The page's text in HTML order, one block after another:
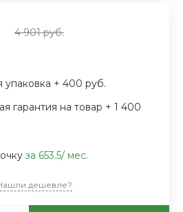
4 901 руб.
упаковка + 400 руб.
гарантия на товар + 1 400
за 653.5/ мес.
дешевле?